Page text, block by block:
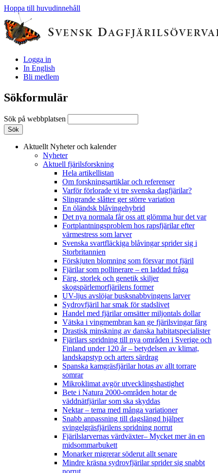
Hoppa till huvudinnehåll
Logga in
In English
Bli medlem
Sökformulär
Sök på webbplatsen
Aktuellt Nyheter och kalender
Nyheter
Aktuell fjärilsforskning
Hela artikellistan
Om forskningsartiklar och referenser
Varför förlorade vi tre svenska dagfjärilar?
Slingrande slåtter ger större variation
En öländsk blåvingehybrid
Det nya normala får oss att glömma hur det var
Fortplantningsproblem hos rapsfjärilar efter
värmestress som larver
Svenska svartfläckiga blåvingar sprider sig i
Storbritannien
Förskjuten blomning som försvar mot fjäril
Fjärilar som pollinerare – en laddad fråga
Färg, storlek och genetik skiljer
skogspärlemorfjärilens former
UV-ljus avslöjar busksnabbvingens larver
Sydrovfjäril har smak för stadslivet
Handel med fjärilar omsätter miljontals dollar
Vätska i vingmembran kan ge fjärilsvingar färg
Drastisk minskning av danska habitatspecialister
Fjärilars spridning till nya områden i Sverige och
Finland under 120 år– betydelsen av klimat,
landskapstyp och arters särdrag
Spanska kamgräsfjärilar hotas av allt torrare
somrar
Mikroklimat avgör utvecklingshastighet
Bete i Natura 2000-områden hotar de
väddnätfjärilar som ska skyddas
Nektar – tema med många variationer
Snabb anpassning till dagslängd hjälper
svingelgräsfjärilens spridning norrut
Fjärilslarvernas värdväxter– Mycket mer än en
midsommarbukett
Monarker migrerar söderut allt senare
Mindre kräsna sydrovfjärilar sprider sig snabbt
norrut